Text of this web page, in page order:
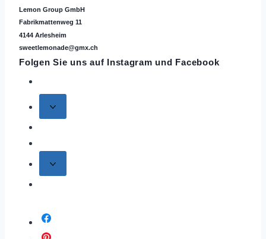
Lemon Group GmbH
Fabrikmattenweg 11
4144 Arlesheim
sweetlemonade@gmx.ch
Folgen Sie uns auf Instagram und Facebook